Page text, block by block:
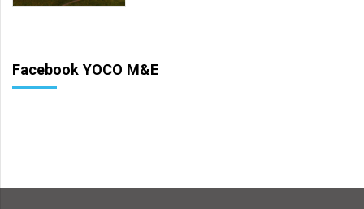
Facebook YOCO M&E